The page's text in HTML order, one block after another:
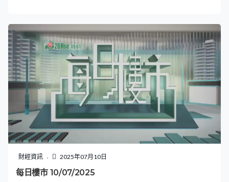
財經資訊 2025年07月10日
每日樓市 10/07/2025